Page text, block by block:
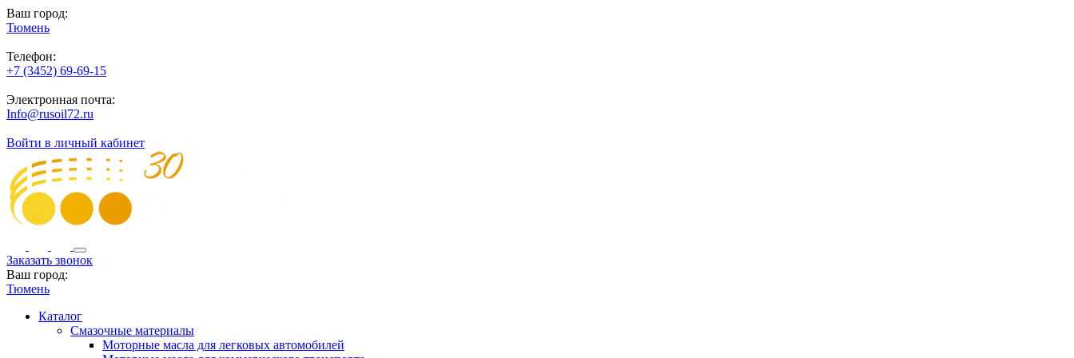
Ваш город:
Тюмень
Телефон:
+7 (3452) 69-69-15
Электронная почта:
Info@rusoil72.ru
Войти в личный кабинет
Заказать звонок
Ваш город:
Тюмень
Каталог
Смазочные материалы
Моторные масла для легковых автомобилей